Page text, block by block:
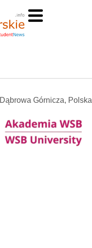
Dąbrowa Górnicza, Polska